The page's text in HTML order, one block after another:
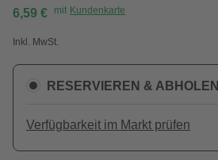
6,59 € mit Kundenkarte
Inkl. MwSt.
RESERVIEREN & ABHOLEN
Verfügbarkeit im Markt prüfen